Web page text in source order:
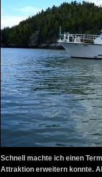
Schnell machte ich einen
Attraktion erweitern konnte.